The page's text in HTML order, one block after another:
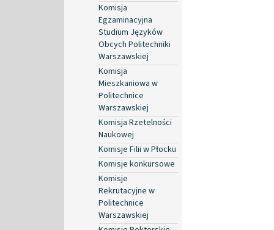
Komisja
Egzaminacyjna
Studium Języków
Obcych Politechniki
Warszawskiej
Komisja
Mieszkaniowa w
Politechnice
Warszawskiej
Komisja Rzetelności
Naukowej
Komisje Filii w Płocku
Komisje konkursowe
Komisje
Rekrutacyjne w
Politechnice
Warszawskiej